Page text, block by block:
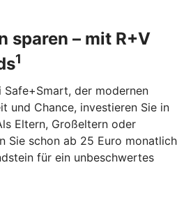
sparen – mit R+V
1
Safe+Smart, der modernen
und Chance, investieren Sie in
Eltern, Großeltern oder
Sie schon ab 25 Euro monatlich
für ein unbeschwertes